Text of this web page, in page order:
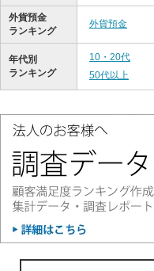
外貨預金
ランキング
外貨預金
年代別
ランキング
10・20代
50代以上